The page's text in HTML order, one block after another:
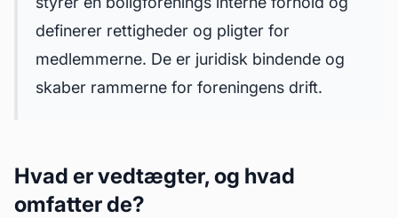
definerer rettigheder og pligter for
medlemmerne. De er juridisk bindende og
skaber rammerne for foreningens drift.
Hvad er vedtægter, og hvad
omfatter de?